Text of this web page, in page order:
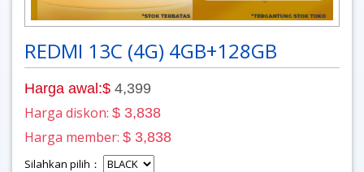
REDMI 13C (4G) 4GB+128GB
Harga awal:$ 4,399
Harga diskon: $ 3,838
Harga member: $ 3,838
Silahkan pilih：